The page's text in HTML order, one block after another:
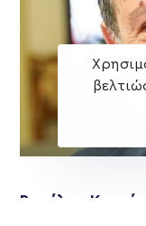
Βασίλης